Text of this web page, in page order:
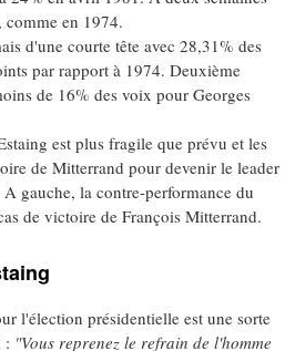
en 1974.
d'une courte tête avec 28,31% des
par rapport à 1974. Deuxième
de 16% des voix pour Georges
est plus fragile que prévu et les
de Mitterrand pour devenir le leader
gauche, la contre-performance du
de victoire de François Mitterrand.
l'élection présidentielle est une sorte
: "Vous reprenez le refrain de l'homme